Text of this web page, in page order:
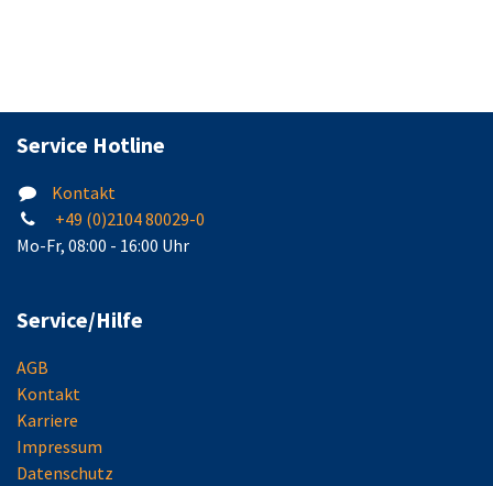
Service Hotline
Kontakt
+49 (0)2104 80029-0
Mo-Fr, 08:00 - 16:00 Uhr
Service/Hilfe
AGB
Kontakt
Karriere
Impressum
Datenschutz